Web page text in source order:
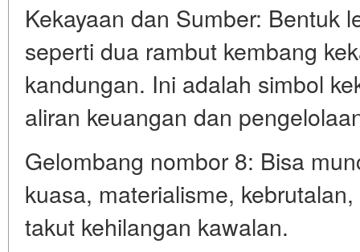
Kekayaan dan Sumber: Bentuk
seperti dua rambut kembang
kandungan. Ini adalah simbol
aliran keuangan dan
Gelombang nombor 8: Bisa
kuasa, materialisme,
takut kehilangan kawalan.